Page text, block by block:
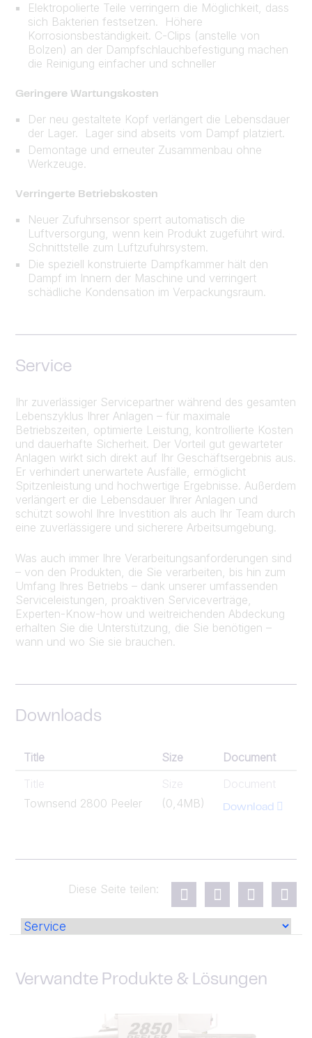
Elektropolierte Teile verringern die Möglichkeit, dass
sich Bakterien festsetzen. Höhere
Korrosionsbeständigkeit. C-Clips (anstelle von
Bolzen) an der Dampfschlauchbefestigung machen
die Reinigung einfacher und schneller
Geringere Wartungskosten
Der neu gestaltete Kopf verlängert die Lebensdauer
der Lager. Lager sind abseits vom Dampf platziert.
Demontage und erneuter Zusammenbau ohne
Werkzeuge.
Verringerte Betriebskosten
Neuer Zufuhrsensor sperrt automatisch die
Luftversorgung, wenn kein Produkt zugeführt wird.
Schnittstelle zum Luftzufuhrsystem.
Die speziell konstruierte Dampfkammer hält den
Dampf im Innern der Maschine und verringert
schädliche Kondensation im Verpackungsraum.
Service
Ihr zuverlässiger Servicepartner während des gesamten
Lebenszyklus Ihrer Anlagen – für maximale
Betriebszeiten, optimierte Leistung, kontrollierte Kosten
und dauerhafte Sicherheit. Der Vorteil gut gewarteter
Anlagen wirkt sich direkt auf Ihr Geschäftsergebnis aus.
Er verhindert unerwartete Ausfälle, ermöglicht
Spitzenleistung und hochwertige Ergebnisse. Außerdem
verlängert er die Lebensdauer Ihrer Anlagen und
schützt sowohl Ihre Investition als auch Ihr Team durch
eine zuverlässigere und sicherere Arbeitsumgebung.
Was auch immer Ihre Verarbeitungsanforderungen sind
– von den Produkten, die Sie verarbeiten, bis hin zum
Umfang Ihres Betriebs – dank unserer umfassenden
Serviceleistungen, proaktiven Serviceverträge,
Experten-Know-how und weitreichenden Abdeckung
erhalten Sie die Unterstützung, die Sie benötigen –
wann und wo Sie sie brauchen.
Downloads
Title Size
Document
Title
Townsend 2800 Peeler
Size
(0,4MB)
Document
Download
Diese Seite teilen:
Verwandte Produkte & Lösungen